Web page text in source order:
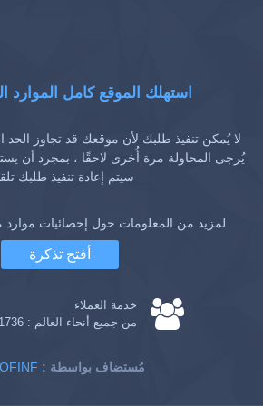
استهلك الموقع كامل
لا يُمكن تنفيذ طلبك لأن موقعك قد تجاوز الحد
يُرجى المحاولة مرة أُخرى لاحقًا ، بمجرد أن
سيتم إعادة تنفيذ طلبك
لمزيد من المعلومات حول إحصائيات
أفتح تذكرة
خدمة العملاء
من جميع أنحاء العالم :
: مُستضاف بواسطة